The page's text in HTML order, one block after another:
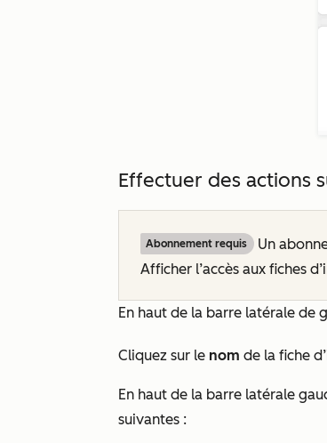
Effectuer des actions
Abonnement requis Un
Afficher l’accès aux fiches
En haut de la barre latérale de
Cliquez sur le nom de la fiche
En haut de la barre latérale
suivantes :